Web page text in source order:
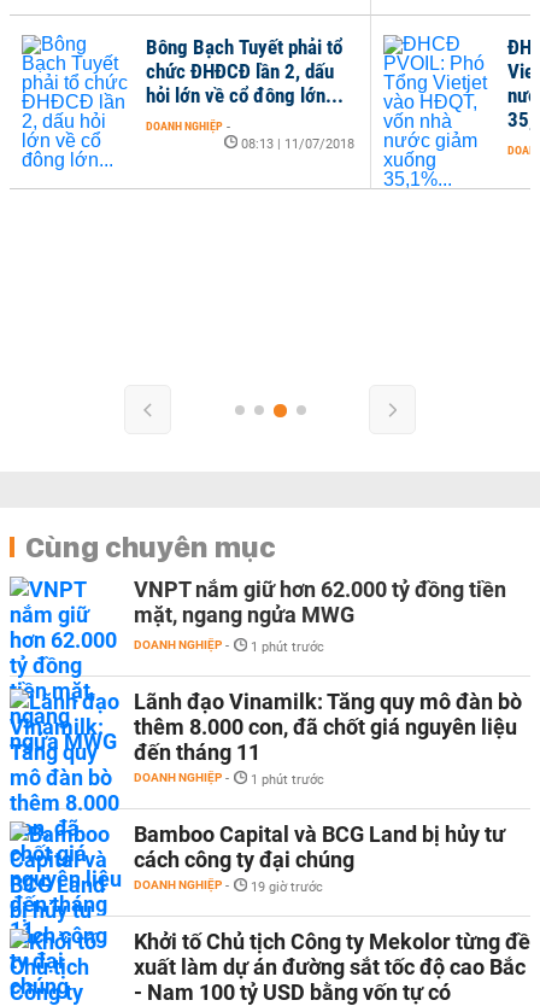
Bông Bạch Tuyết phải tổ
chức ĐHĐCĐ lần 2, dấu
hỏi lớn về cổ đông lớn...
DOANH NGHIỆP -
08:13 | 11/07/2018
Cùng chuyên mục
VNPT nắm giữ hơn 62.000 tỷ đồng tiền
mặt, ngang ngửa MWG
DOANH NGHIỆP - 1 phút trước
Lãnh đạo Vinamilk: Tăng quy mô đàn bò
thêm 8.000 con, đã chốt giá nguyên liệu
đến tháng 11
DOANH NGHIỆP - 1 phút trước
Bamboo Capital và BCG Land bị hủy tư
cách công ty đại chúng
DOANH NGHIỆP - 19 giờ trước
Khởi tố Chủ tịch Công ty Mekolor từng đề
xuất làm dự án đường sắt tốc độ cao Bắc
- Nam 100 tỷ USD bằng vốn tự có